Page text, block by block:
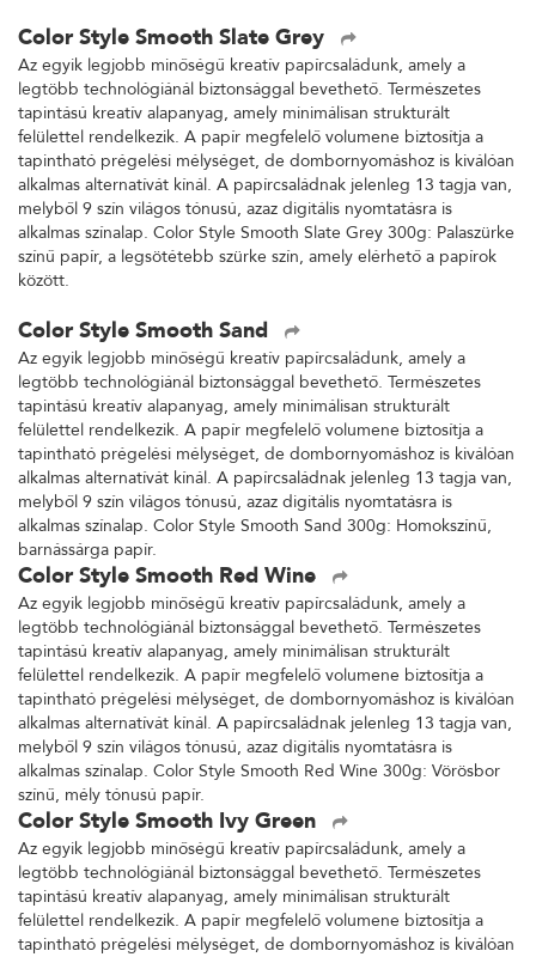
Color Style Smooth Slate Grey
Az egyik legjobb minőségű kreatív papírcsaládunk, amely a
legtöbb technológiánál biztonsággal bevethető. Természetes
tapintású kreatív alapanyag, amely minimálisan strukturált
felülettel rendelkezik. A papír megfelelő volumene biztosítja a
tapintható prégelési mélységet, de dombornyomáshoz is kiválóan
alkalmas alternatívát kínál. A papírcsaládnak jelenleg 13 tagja van,
melyből 9 szín világos tónusú, azaz digitális nyomtatásra is
alkalmas színalap. Color Style Smooth Slate Grey 300g: Palaszürke
színű papír, a legsötétebb szürke szín, amely elérhető a papírok
között.
Color Style Smooth Sand
Az egyik legjobb minőségű kreatív papírcsaládunk, amely a
legtöbb technológiánál biztonsággal bevethető. Természetes
tapintású kreatív alapanyag, amely minimálisan strukturált
felülettel rendelkezik. A papír megfelelő volumene biztosítja a
tapintható prégelési mélységet, de dombornyomáshoz is kiválóan
alkalmas alternatívát kínál. A papírcsaládnak jelenleg 13 tagja van,
melyből 9 szín világos tónusú, azaz digitális nyomtatásra is
alkalmas színalap. Color Style Smooth Sand 300g: Homokszínű,
barnássárga papír.
Color Style Smooth Red Wine
Az egyik legjobb minőségű kreatív papírcsaládunk, amely a
legtöbb technológiánál biztonsággal bevethető. Természetes
tapintású kreatív alapanyag, amely minimálisan strukturált
felülettel rendelkezik. A papír megfelelő volumene biztosítja a
tapintható prégelési mélységet, de dombornyomáshoz is kiválóan
alkalmas alternatívát kínál. A papírcsaládnak jelenleg 13 tagja van,
melyből 9 szín világos tónusú, azaz digitális nyomtatásra is
alkalmas színalap. Color Style Smooth Red Wine 300g: Vörösbor
színű, mély tónusú papír.
Color Style Smooth Ivy Green
Az egyik legjobb minőségű kreatív papírcsaládunk, amely a
legtöbb technológiánál biztonsággal bevethető. Természetes
tapintású kreatív alapanyag, amely minimálisan strukturált
felülettel rendelkezik. A papír megfelelő volumene biztosítja a
tapintható prégelési mélységet, de dombornyomáshoz is kiválóan